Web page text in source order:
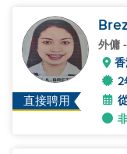
直接聘用
外傭
2